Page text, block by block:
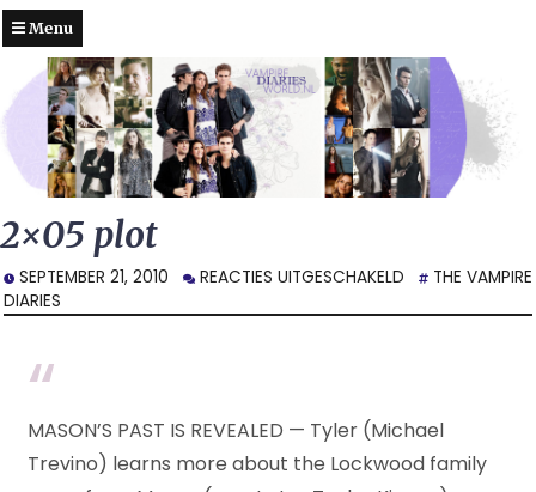
Menu
2×05 plot
SEPTEMBER 21, 2010 REACTIES UITGESCHAKELD VOOR
PLOT
THE VAMPIRE
DIARIES
MASON’S PAST IS REVEALED — Tyler (Michael
Trevino) learns more about the Lockwood family